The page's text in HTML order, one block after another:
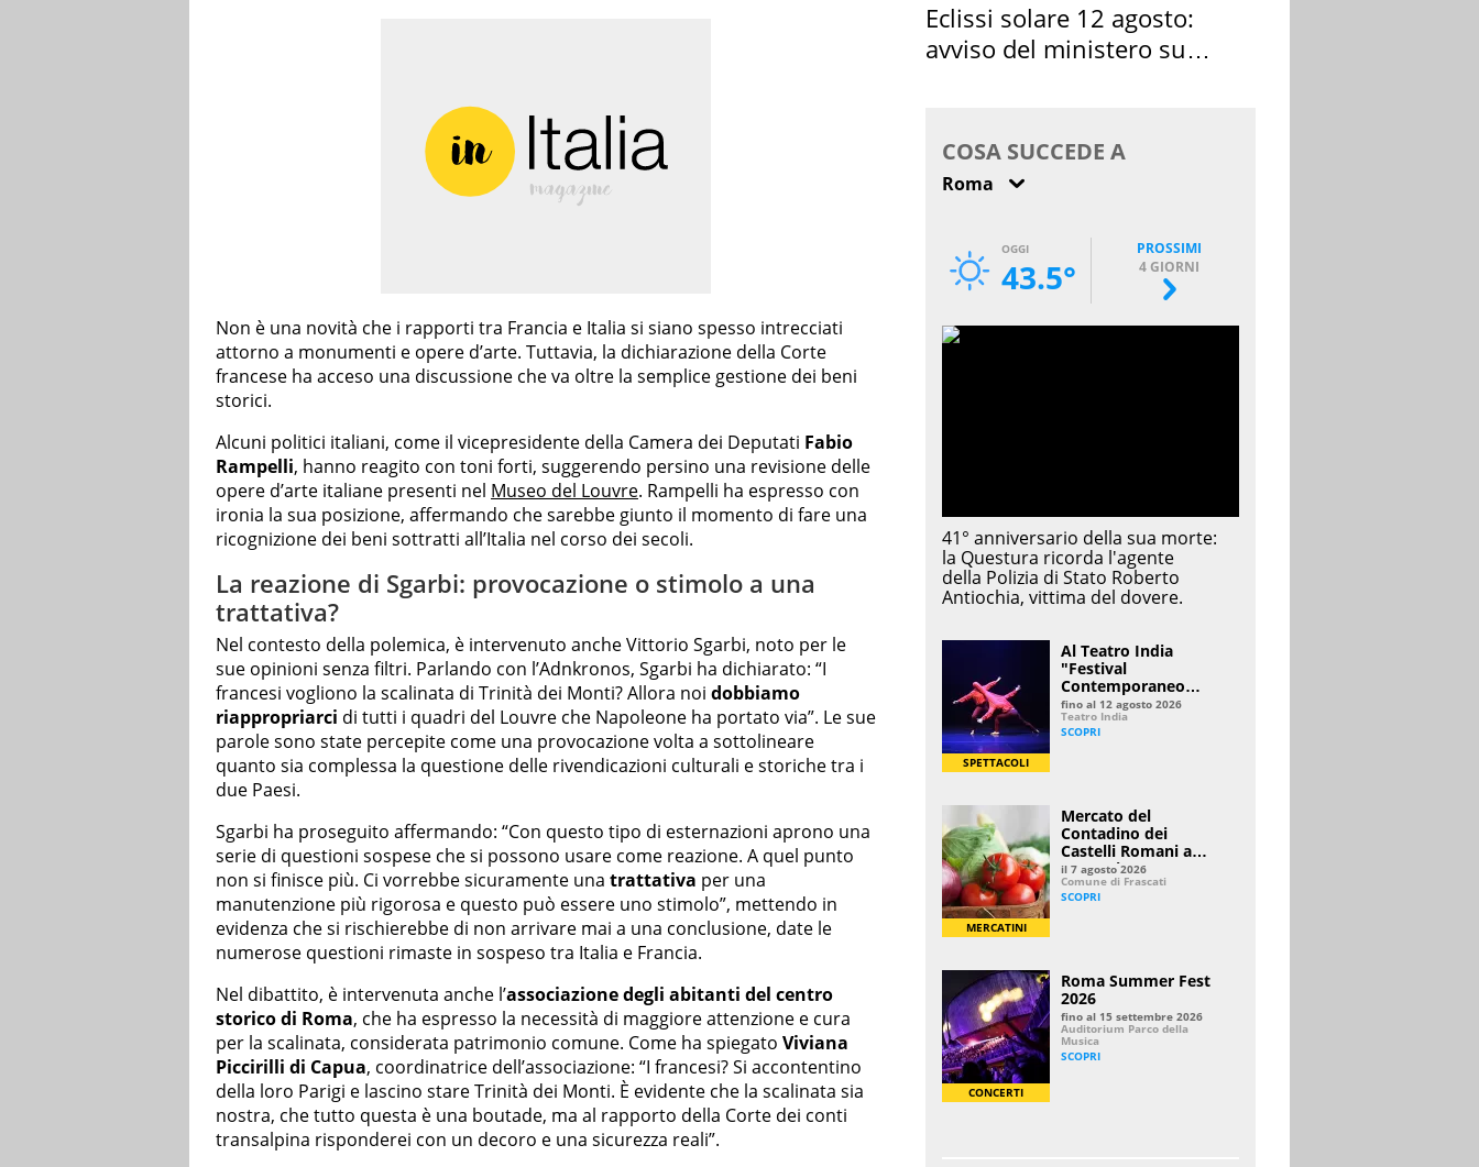
Non è una novità che i rapporti tra Francia e Italia si siano spesso intrecciati
attorno a monumenti e opere d’arte. Tuttavia, la dichiarazione della Corte
francese ha acceso una discussione che va oltre la semplice gestione dei beni
storici.
Alcuni politici italiani, come il vicepresidente della Camera dei Deputati Fabio
Rampelli, hanno reagito con toni forti, suggerendo persino una revisione delle
opere d’arte italiane presenti nel Museo del Louvre. Rampelli ha espresso con
ironia la sua posizione, affermando che sarebbe giunto il momento di fare una
ricognizione dei beni sottratti all’Italia nel corso dei secoli.
La reazione di Sgarbi: provocazione o stimolo a una
trattativa?
Nel contesto della polemica, è intervenuto anche Vittorio Sgarbi, noto per le
sue opinioni senza filtri. Parlando con l’Adnkronos, Sgarbi ha dichiarato: “I
francesi vogliono la scalinata di Trinità dei Monti? Allora noi dobbiamo
riappropriarci di tutti i quadri del Louvre che Napoleone ha portato via”. Le sue
parole sono state percepite come una provocazione volta a sottolineare
quanto sia complessa la questione delle rivendicazioni culturali e storiche tra i
due Paesi.
Sgarbi ha proseguito affermando: “Con questo tipo di esternazioni aprono una
serie di questioni sospese che si possono usare come reazione. A quel punto
non si finisce più. Ci vorrebbe sicuramente una trattativa per una
manutenzione più rigorosa e questo può essere uno stimolo”, mettendo in
evidenza che si rischierebbe di non arrivare mai a una conclusione, date le
numerose questioni rimaste in sospeso tra Italia e Francia.
Nel dibattito, è intervenuta anche l’associazione degli abitanti del centro
storico di Roma, che ha espresso la necessità di maggiore attenzione e cura
per la scalinata, considerata patrimonio comune. Come ha spiegato Viviana
Piccirilli di Capua, coordinatrice dell’associazione: “I francesi? Si accontentino
della loro Parigi e lascino stare Trinità dei Monti. È evidente che la scalinata sia
nostra, che tutto questa è una boutade, ma al rapporto della Corte dei conti
transalpina risponderei con un decoro e una sicurezza reali”.
Eclissi solare 12 agosto:
avviso del ministero su